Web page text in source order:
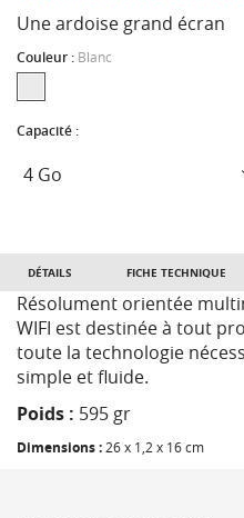
Une ardoise grand écran
Couleur : Blanc
Capacité :
DÉTAILS FICHE TECHNIQUE
Résolument orientée
WIFI est destinée à tout
toute la technologie
simple et fluide.
Poids : 595 gr
Dimensions :26 x 1,2 x 16 cm